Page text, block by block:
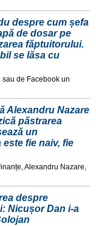
despre cum șefa
de dosar pe
făptuitorului.
se lăsa cu
de Facebook un
Alexandru Nazare
păstrarea
un
fie naiv, fie
Alexandru Nazare,
despre
Nicușor Dan i-a